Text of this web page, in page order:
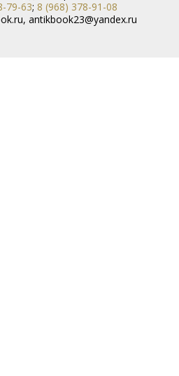
79-63; 8 (968) 378-91-08
, antikbook23@yandex.ru